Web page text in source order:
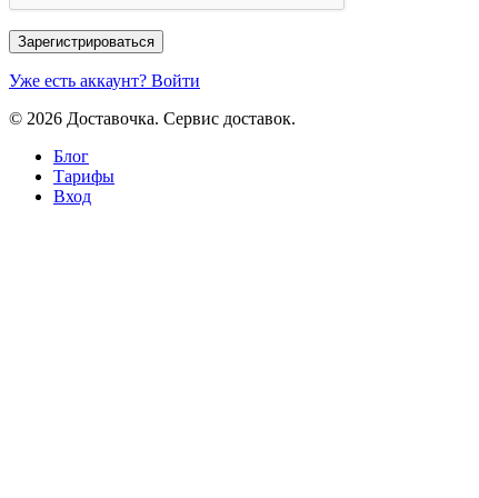
Зарегистрироваться
Уже есть аккаунт? Войти
© 2026 Доставочка. Сервис доставок.
Блог
Тарифы
Вход